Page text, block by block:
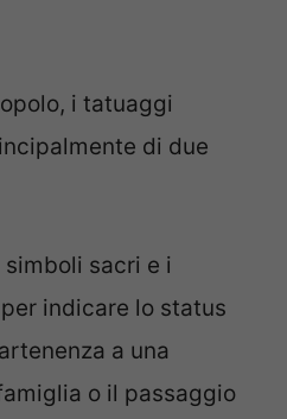
i tatuaggi
di due
simboli sacri e i
indicare lo status
a una
o il passaggio